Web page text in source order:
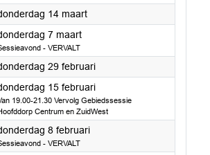
14 maart2024
7 maart2024
- VERVALT
29 februari2024
15 februari2024
19.00-21.30 Vervolg Gebiedssessie
Centrum en ZuidWest
8 februari2024
- VERVALT